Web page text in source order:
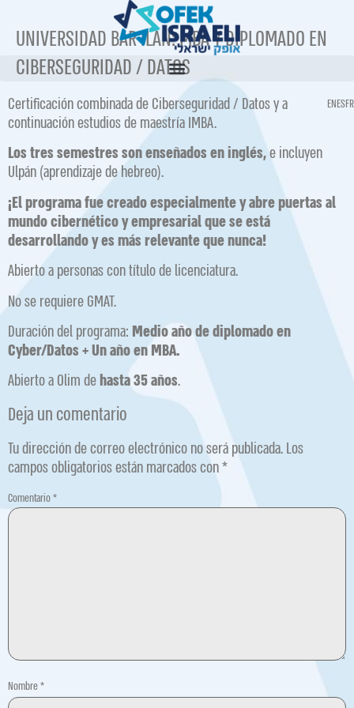
ENESFR
UNIVERSIDAD BAR ILAN: MBA Y DIPLOMADO EN
CIBERSEGURIDAD / DATOS
Certificación combinada de Ciberseguridad / Datos y a
continuación estudios de maestría IMBA.
Los tres semestres son enseñados en inglés,e incluyen
Ulpán (aprendizaje de hebreo).
¡El programa fue creado especialmente y abre puertas al
mundo cibernético y empresarial que se está
desarrollando y es más relevante que nunca!
Abierto a personas con título de licenciatura.
No se requiere GMAT.
Duración del programa: Medio año de diplomado en
Cyber/Datos + Un año en MBA.
Abierto a Olim dehasta 35 años.
Deja un comentario
Tu dirección de correo electrónico no será publicada.Los
campos obligatorios están marcados con*
Comentario*
Nombre*